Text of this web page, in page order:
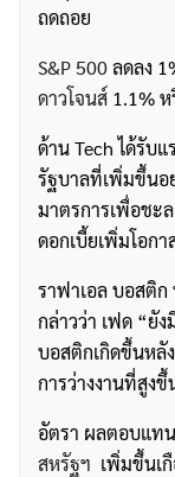
ถดถอย
S&P 500ลดลง
ดาวโจนส์ 1.1%
ด้าน Tech ได้รับ
รัฐบาลที่เพิ่มขึ้นอ
มาตรการเพื่อชะ
ดอกเบี้ยเพิ่มโอก
ราฟาเอล บอสติ
กล่าวว่า เฟด “ยั
บอสติกเกิดขึ้นหลั
การว่างงานที่สูง
อัตรา ผลตอบแทน
สหรัฐฯ เพิ่มขึ้นเ